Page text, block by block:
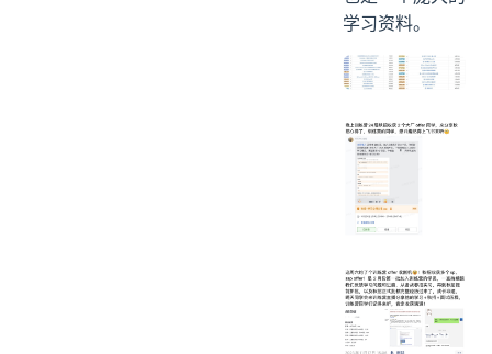
学习资料。